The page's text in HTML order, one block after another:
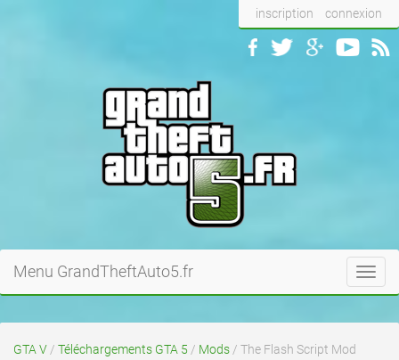
inscription connexion
Menu GrandTheftAuto5.fr
GTA V / Téléchargements GTA 5 / Mods / The Flash Script Mod